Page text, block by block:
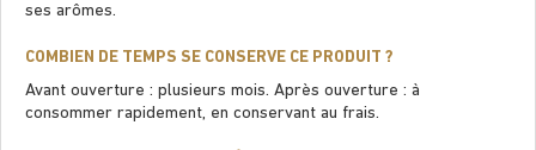
ses arômes.
COMBIEN DE TEMPS SE CONSERVE CE PRODUIT ?
Avant ouverture : plusieurs mois. Après ouverture : à
consommer rapidement, en conservant au frais.